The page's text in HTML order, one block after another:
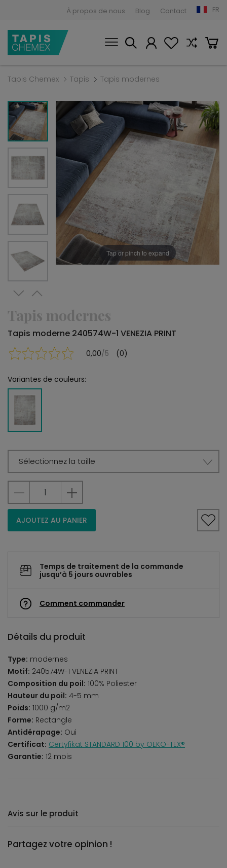
À propos de nous Blog Contact FR
Tapis Chemex Tapis Tapis modernes
Tap or pinch to expand
Tapis modernes
Tapis moderne 240574W-1 VENEZIA PRINT
0,00/5 (0)
Variantes de couleurs:
Sélectionnez la taille
AJOUTEZ AU PANIER
Temps de traitement de la commande
jusqu’à 5 jours ouvrables
Comment commander
Détails du produit
Type: modernes
Motif: 240574W-1 VENEZIA PRINT
Composition du poil: 100% Poliester
Hauteur du poil: 4-5 mm
Poids: 1000 g/m2
Forme: Rectangle
Antidérapage: Oui
Certificat: Certyfikat STANDARD 100 by OEKO-TEX®
Garantie: 12 mois
Avis sur le produit
Partagez votre opinion !